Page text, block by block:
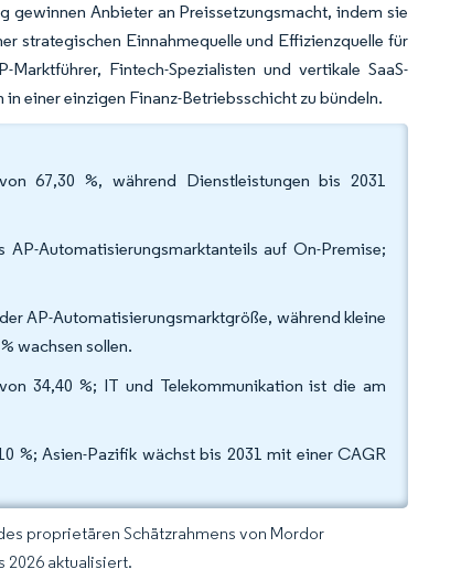
gewinnen Anbieter an Preissetzungsmacht, indem sie
strategischen Einnahmequelle und Effizienzquelle für
Fintech-Spezialisten und vertikale SaaS-
einer einzigen Finanz-Betriebsschicht zu bündeln.
67,30 %, während Dienstleistungen bis 2031
Automatisierungsmarktanteils auf On-Premise;
AP-Automatisierungsmarktgröße, während kleine
wachsen sollen.
34,40 %; IT und Telekommunikation ist die am
%; Asien-Pazifik wächst bis 2031 mit einer CAGR
proprietären Schätzrahmens von Mordor
2026 aktualisiert.